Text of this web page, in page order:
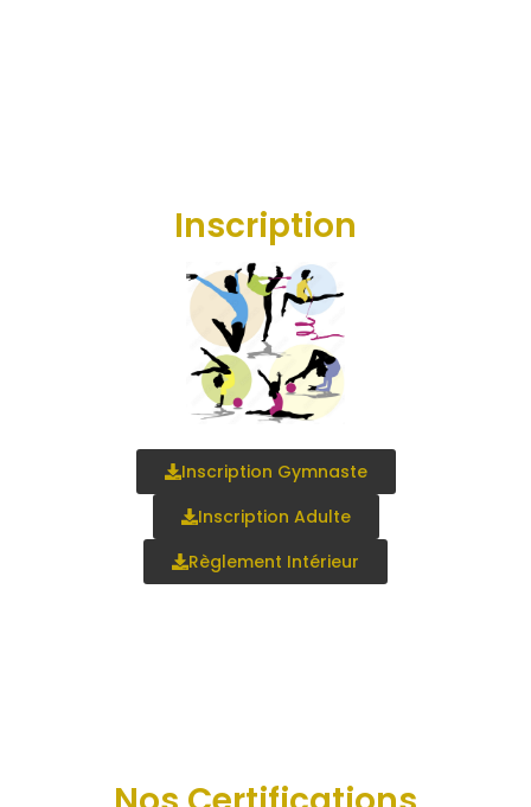
Inscription
Inscription Gymnaste
Inscription Adulte
Règlement Intérieur